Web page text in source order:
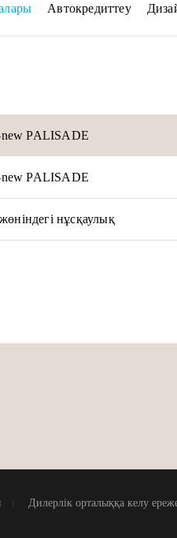
Автокредиттеу
PALISADE
PALISADE
нұсқаулық
Дилерлік орталыққа келу